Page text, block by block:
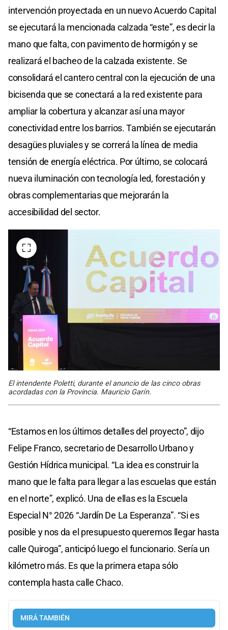
intervención proyectada en un nuevo Acuerdo Capital
se ejecutará la mencionada calzada “este”, es decir la
mano que falta, con pavimento de hormigón y se
realizará el bacheo de la calzada existente. Se
consolidará el cantero central con la ejecución de una
bicisenda que se conectará a la red existente para
ampliar la cobertura y alcanzar así una mayor
conectividad entre los barrios. También se ejecutarán
desagües pluviales y se correrá la línea de media
tensión de energía eléctrica. Por último, se colocará
nueva iluminación con tecnología led, forestación y
obras complementarias que mejorarán la
accesibilidad del sector.
El intendente Poletti, durante el anuncio de las cinco obras
acordadas con la Provincia. Mauricio Garín.
“Estamos en los últimos detalles del proyecto”, dijo
Felipe Franco, secretario de Desarrollo Urbano y
Gestión Hídrica municipal. “La idea es construir la
mano que le falta para llegar a las escuelas que están
en el norte”, explicó. Una de ellas es la Escuela
Especial N° 2026 “Jardín De La Esperanza”. “Si es
posible y nos da el presupuesto queremos llegar hasta
calle Quiroga”, anticipó luego el funcionario. Sería un
kilómetro más. Es que la primera etapa sólo
contempla hasta calle Chaco.
MIRÁ TAMBIÉN